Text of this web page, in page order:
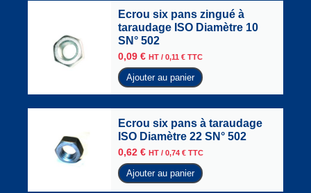
Ecrou six pans zingué à
taraudage ISO Diamètre 10
SN° 502
0,09 € HT / 0,11 € TTC
Ajouter au panier
Ecrou six pans à taraudage
ISO Diamètre 22 SN° 502
0,62 € HT / 0,74 € TTC
Ajouter au panier